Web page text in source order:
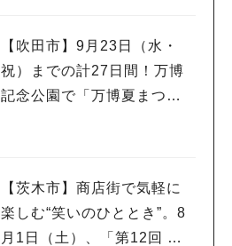
【吹田市】9月23日（水・
祝）までの計27日間！万博
記念公園で「万博夏まつり2
【茨木市】商店街で気軽に
楽しむ“笑いのひととき”。8
月1日（土）、「第12回 い